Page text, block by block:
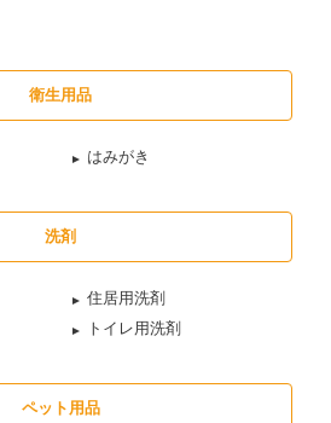
衛生用品
はみがき
洗剤
住居用洗剤
トイレ用洗剤
ペット用品